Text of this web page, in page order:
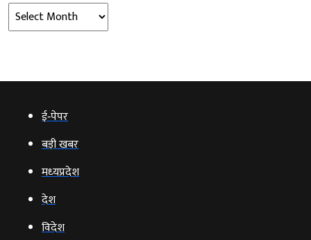
Archives
ई‑पेपर
बड़ी खबर
मध्‍यप्रदेश
देश
विदेश